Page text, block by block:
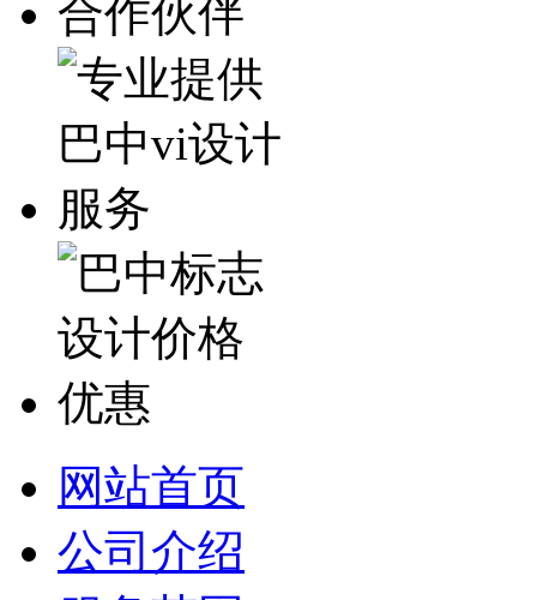
网站首页
公司介绍